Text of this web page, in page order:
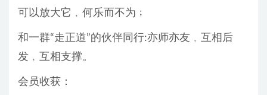
可以放大它﹐何乐而不为﹔
和一群“走正道”的伙伴同行:亦师亦友﹐互相后
发﹐互相支撑。
会员收获：